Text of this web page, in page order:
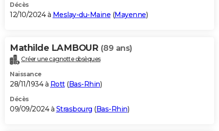
Décès
12/10/2024 à Meslay-du-Maine (Mayenne)
Mathilde LAMBOUR (89 ans)
Créer une cagnotte obsèques
Naissance
28/11/1934 à Rott(Bas-Rhin)
Décès
09/09/2024 à Strasbourg (Bas-Rhin)